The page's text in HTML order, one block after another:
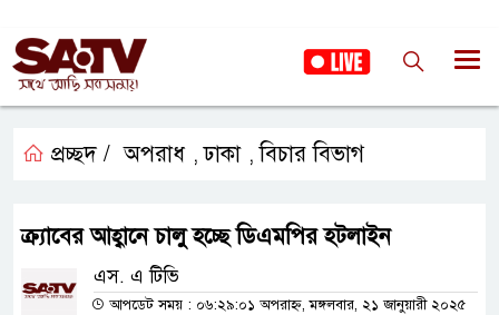
প্রচ্ছদ / অপরাধ ,ঢাকা ,বিচার বিভাগ
ক্র্যাবের আহ্বানে চালু হচ্ছে ডিএমপির হটলাইন
এস. এ টিভি
আপডেট সময় : ০৬:২৯:০১ অপরাহ্ন, মঙ্গলবার, ২১ জানুয়ারী ২০২৫